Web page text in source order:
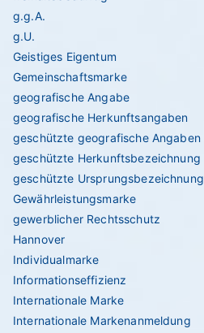
g.g.A.
g.U.
Geistiges Eigentum
Gemeinschaftsmarke
geografische Angabe
geografische Herkunftsangaben
geschützte geografische Angaben
geschützte Herkunftsbezeichnung
geschützte Ursprungsbezeichnung
Gewährleistungsmarke
gewerblicher Rechtsschutz
Hannover
Individualmarke
Informationseffizienz
Internationale Marke
Internationale Markenanmeldung